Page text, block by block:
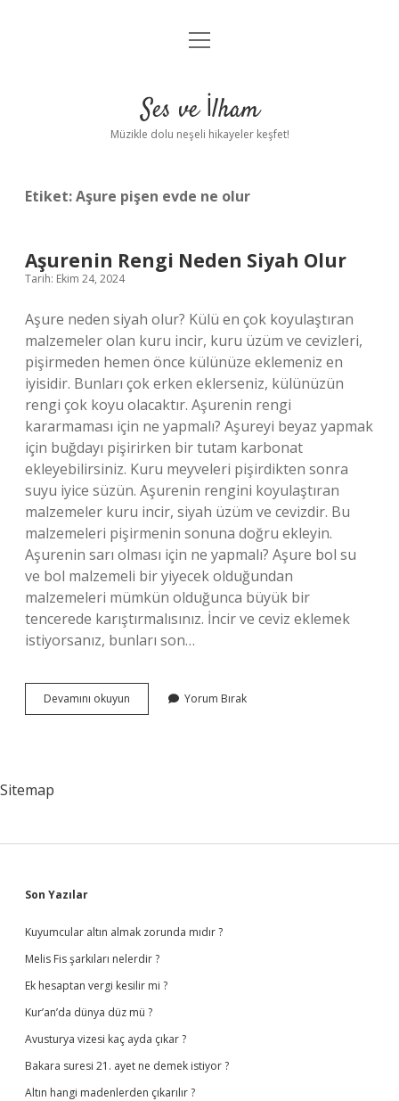
Anasayfa
Yasal Uyarı
menüyü
Ses ve İlham
Müzikle dolu neşeli hikayeler keşfet!
Etiket:Aşure pişen evde ne olur
Aşurenin Rengi Neden Siyah Olur
Tarih: Ekim 24, 2024
Aşure neden siyah olur? Külü en çok koyulaştıran
malzemeler olan kuru incir, kuru üzüm ve cevizleri,
pişirmeden hemen önce külünüze eklemeniz en
iyisidir. Bunları çok erken eklerseniz, külünüzün
rengi çok koyu olacaktır. Aşurenin rengi
kararmaması için ne yapmalı? Aşureyi beyaz yapmak
için buğdayı pişirirken bir tutam karbonat
ekleyebilirsiniz. Kuru meyveleri pişirdikten sonra
suyu iyice süzün. Aşurenin rengini koyulaştıran
malzemeler kuru incir, siyah üzüm ve cevizdir. Bu
malzemeleri pişirmenin sonuna doğru ekleyin.
Aşurenin sarı olması için ne yapmalı? Aşure bol su
ve bol malzemeli bir yiyecek olduğundan
malzemeleri mümkün olduğunca büyük bir
tencerede karıştırmalısınız. İncir ve ceviz eklemek
istiyorsanız, bunları son…
Devamını okuyun Aşurenin
Rengi
Yorum Bırak
Sitemap
Sidebar
Son Yazılar
Kuyumcular altın almak zorunda mıdır ?
Melis Fis şarkıları nelerdir ?
Ek hesaptan vergi kesilir mi ?
Kur’an’da dünya düz mü ?
Avusturya vizesi kaç ayda çıkar ?
Bakara suresi 21. ayet ne demek istiyor ?
Altın hangi madenlerden çıkarılır ?